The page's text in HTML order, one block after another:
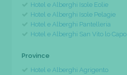
Hotel e Alberghi Isole Eolie
Hotel e Alberghi Isole Pelagie
Hotel e Alberghi Pantelleria
Hotel e Alberghi San Vito lo Capo
Province
Hotel e Alberghi Agrigento